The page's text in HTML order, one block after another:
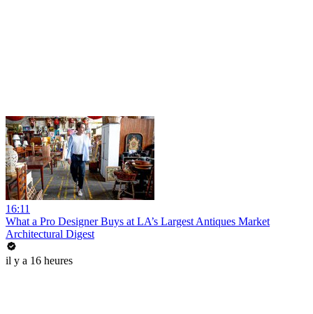
16:11
What a Pro Designer Buys at LA’s Largest Antiques Market
Architectural Digest
il y a 16 heures